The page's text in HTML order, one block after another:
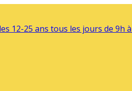
12-25 ans tous les jours de 9h